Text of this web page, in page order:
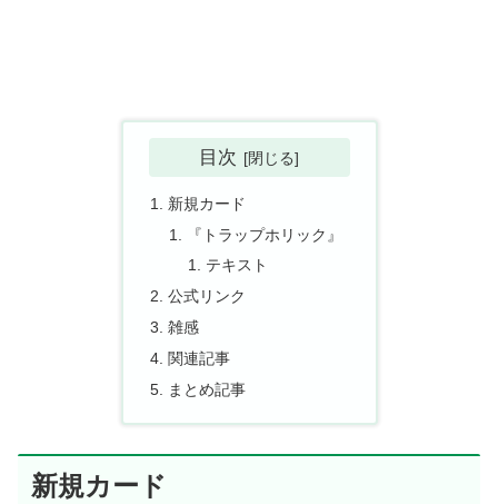
目次
新規カード
『トラップホリック』
テキスト
公式リンク
雑感
関連記事
まとめ記事
新規カード